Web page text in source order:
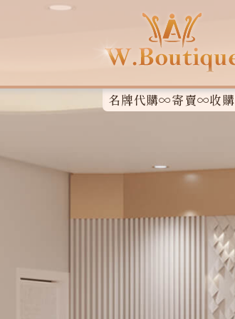
名牌代購∞寄賣∞收購